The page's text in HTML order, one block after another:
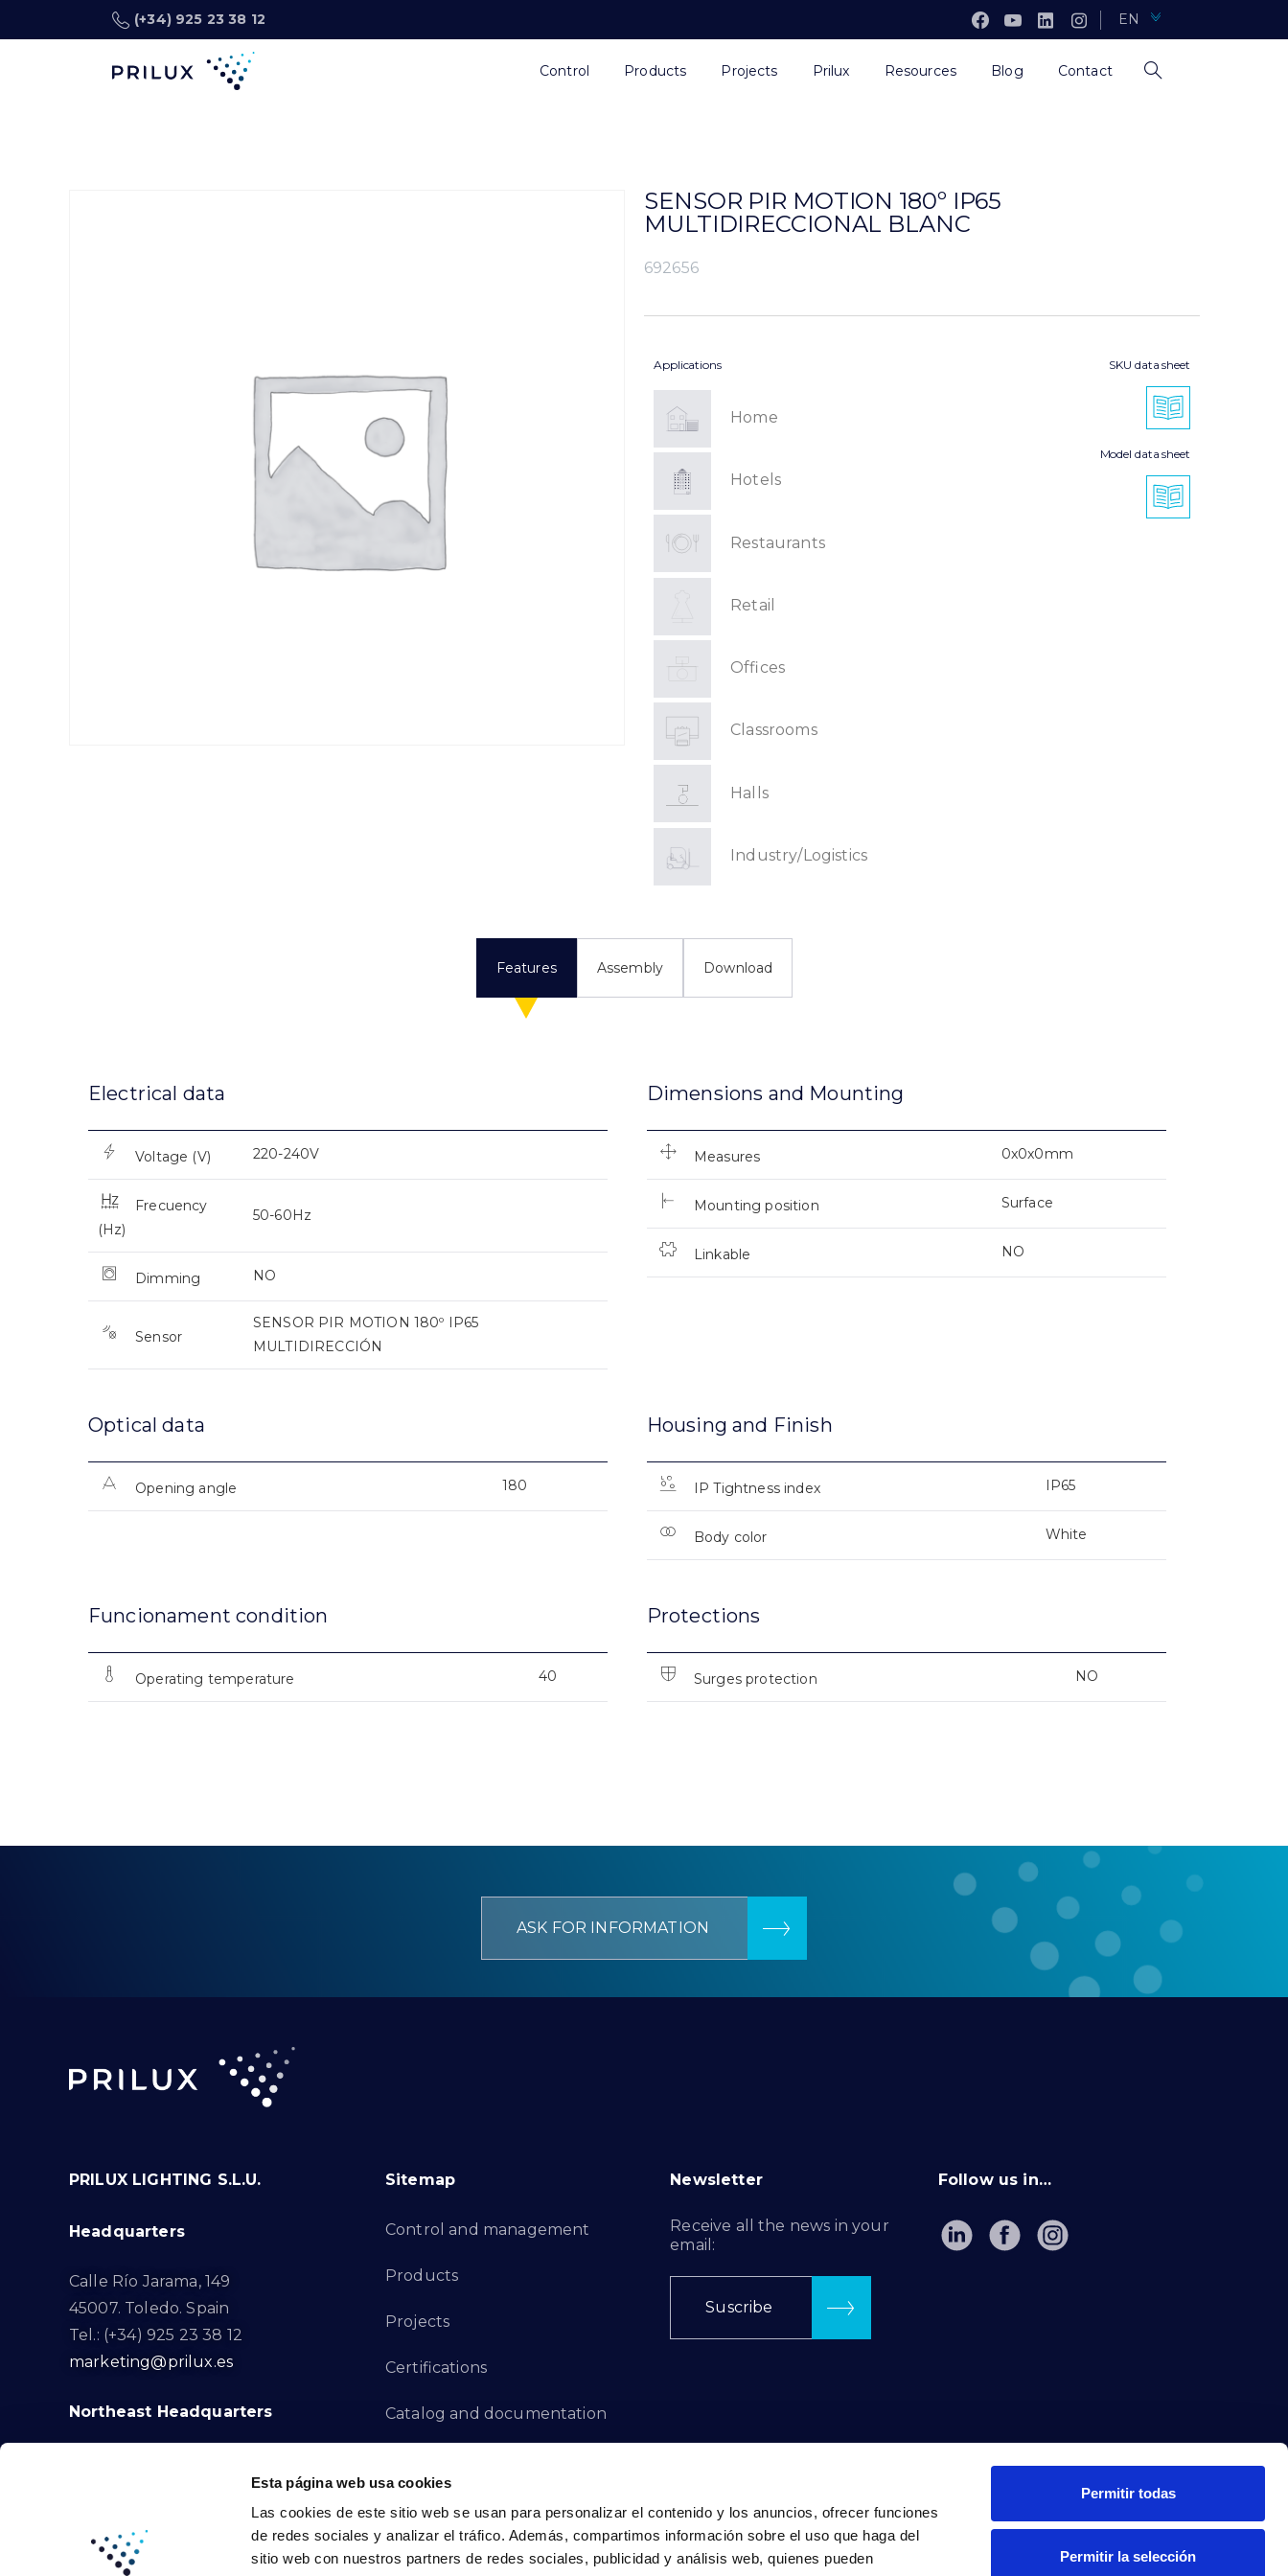
Esta página web usa cookies
Las cookies de este sitio web se usan para personalizar el contenido y los anuncios, ofrecer funciones
de redes sociales y analizar el tráfico. Además, compartimos información sobre el uso que haga del
sitio web con nuestros partners de redes sociales, publicidad y análisis web, quienes pueden
Permitir todas
Permitir la selección
(+34) 925 23 38 12 EN
Control Products Projects Prilux Resources Blog Contact
SENSOR PIR MOTION 180º IP65
MULTIDIRECCIONAL BLANC
692656
Applications
Home
Hotels
Restaurants
Retail
Offices
Classrooms
Halls
Industry/Logistics
SKU data sheet
Model data sheet
Features Assembly Download
Electrical data
Voltage (V) 220-240V
Frecuency
(Hz)
50-60Hz
Dimming NO
Sensor
SENSOR PIR MOTION 180º IP65
MULTIDIRECCIÓN
Dimensions and Mounting
Measures 0x0x0mm
Mounting position Surface
Linkable NO
Optical data
Opening angle 180
Housing and Finish
IP Tightness index IP65
Body color White
Funcionament condition
Operating temperature 40
Protections
Surges protection NO
ASK FOR INFORMATION
PRILUX LIGHTING S.L.U.
Headquarters
Calle Río Jarama, 149
45007. Toledo. Spain
Tel.: (+34) 925 23 38 12
marketing@prilux.es
Northeast Headquarters
08791. Sant Llorenç d’Hortons.
Tel.: (+34) 93 719 23 29
marketing@prilux.es
Sitemap
Control and management
Products
Projects
Certifications
Catalog and documentation
Complaints Channel
Contact
Newsletter
Receive all the news in your
email:
Suscribe
Follow us in…